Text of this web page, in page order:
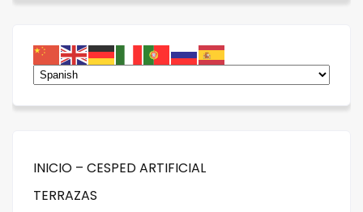
INICIO – CESPED ARTIFICIAL
TERRAZAS